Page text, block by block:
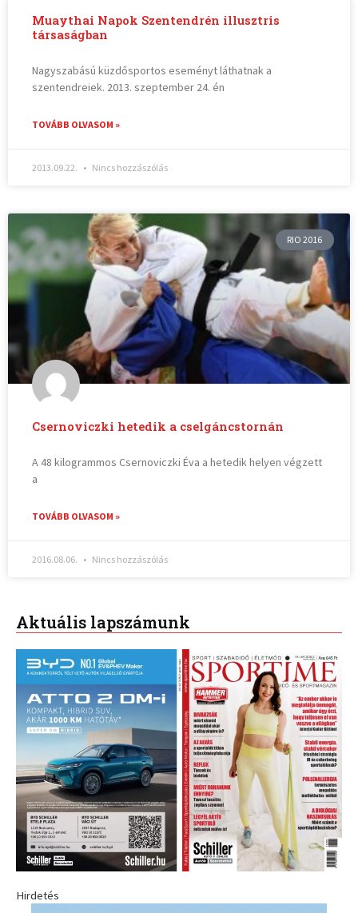
Muaythai Napok Szentendrén illusztris
társaságban
Nagyszabású küzdősportos eseményt láthatnak a
szentendreiek. 2013. szeptember 24. én
TOVÁBB OLVASOM »
2013.09.22. Nincs hozzászólás
RIO 2016
Csernoviczki hetedik a cselgáncstornán
A 48 kilogrammos Csernoviczki Éva a hetedik helyen végzett
a
TOVÁBB OLVASOM »
2016.08.06. Nincs hozzászólás
Aktuális lapszámunk
Hirdetés